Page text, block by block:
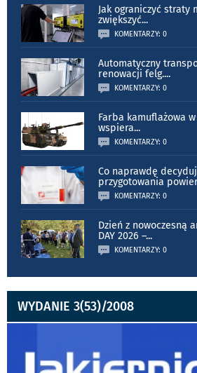
Jak ograniczyć straty
zwiększyć...
KOMENTARZY: 0
Automatyczny
renowacji felg....
KOMENTARZY: 0
Farba kamuflażowa
wspiera...
KOMENTARZY: 0
Co naprawdę
przygotowania
KOMENTARZY: 0
Dzień z nowoczesną
DAY 2026 –...
KOMENTARZY: 0
WYDANIE 3(53)/2008